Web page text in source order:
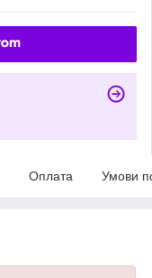
Оплата Умови